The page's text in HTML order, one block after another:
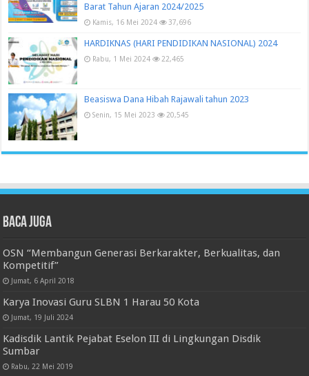
Barat Tahun Ajaran 2024/2025
Kamis, 16 Mei 2024 37,696
HARDIKNAS (HARI PENDIDIKAN NASIONAL) 2024
Rabu, 1 Mei 2024 22,465
Beasiswa Dana Hibah Rajawali tahun 2023
Senin, 15 Mei 2023 20,545
Baca juga
OSN “Membangun Generasi Berkarakter, Berkualitas, dan
Kompetitif”
Jumat, 6 April 2018
Karya Inovasi Guru SLBN 1 Harau 50 Kota
Jumat, 19 Juli 2024
Kadisdik Lantik Pejabat Eselon III di Lingkungan Disdik
Sumbar
Rabu, 22 Mei 2019